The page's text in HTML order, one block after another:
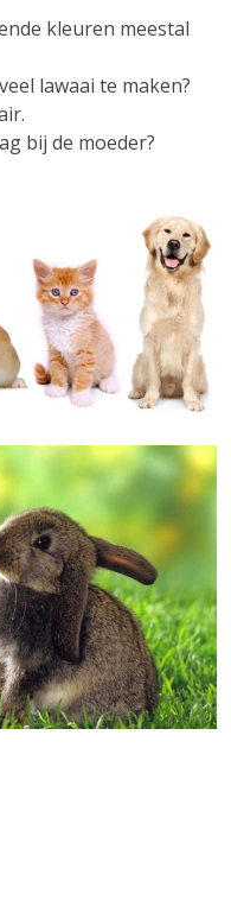
kleuren meestal
lawaai te maken?
bij de moeder?